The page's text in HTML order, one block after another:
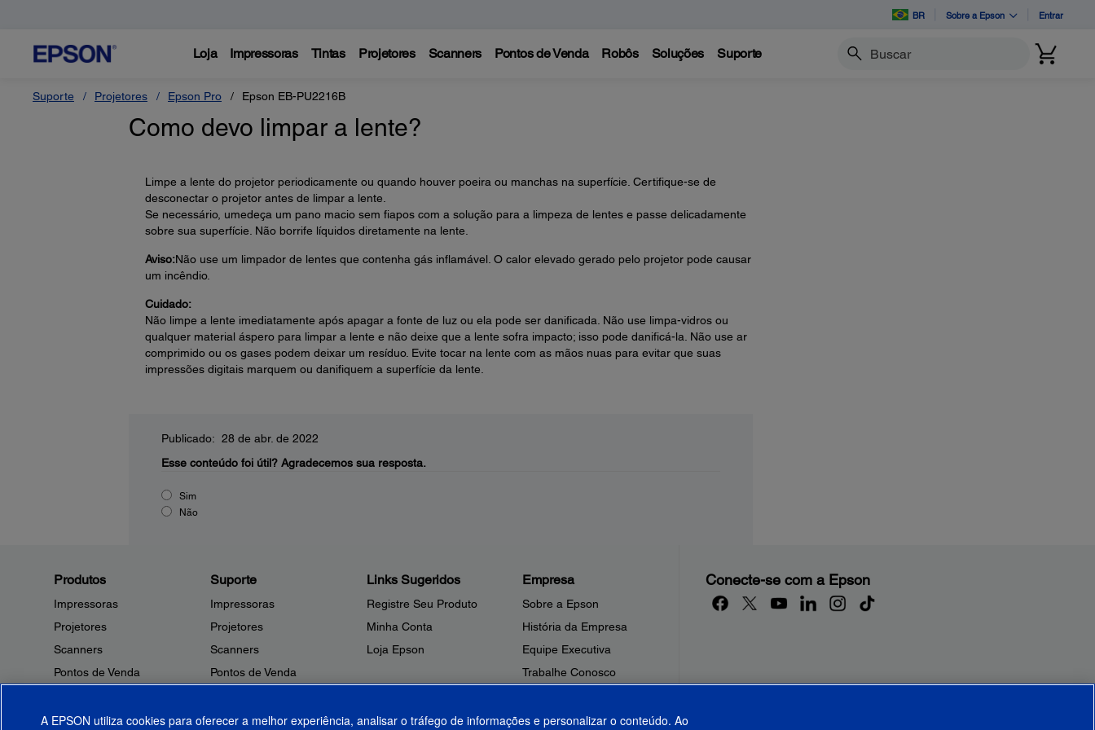
BR Sobre a Epson Entrar
Loja Impressoras Tintas Projetores Scanners Pontos de Venda Robôs Soluções Suporte Buscar
Suporte Projetores Epson Pro Epson EB-PU2216B
Como devo limpar a lente?
Limpe a lente do projetor periodicamente ou quando houver poeira ou manchas na superfície. Certifique-se de
desconectar o projetor antes de limpar a lente.
Se necessário, umedeça um pano macio sem fiapos com a solução para a limpeza de lentes e passe delicadamente
sobre sua superfície. Não borrife líquidos diretamente na lente.
Aviso:Não use um limpador de lentes que contenha gás inflamável. O calor elevado gerado pelo projetor pode causar
um incêndio.
Cuidado:
Não limpe a lente imediatamente após apagar a fonte de luz ou ela pode ser danificada. Não use limpa-vidros ou
qualquer material áspero para limpar a lente e não deixe que a lente sofra impacto; isso pode danificá-la. Não use ar
comprimido ou os gases podem deixar um resíduo. Evite tocar na lente com as mãos nuas para evitar que suas
impressões digitais marquem ou danifiquem a superfície da lente.
Publicado: 28 de abr. de 2022
Esse conteúdo foi útil? Agradecemos sua resposta.
Sim
Não
Produtos
Impressoras
Projetores
Scanners
Pontos de Venda
Microdispositivos
Suporte
Impressoras
Projetores
Scanners
Pontos de Venda
Outros Produtos
Links Sugeridos
Registre Seu Produto
Minha Conta
Loja Epson
Empresa
Sobre a Epson
História da Empresa
Equipe Executiva
Trabalhe Conosco
Fale Conosco
Conecte-se com a Epson
A EPSON utiliza cookies para oferecer a melhor experiência, analisar o tráfego de informações e personalizar o conteúdo. Ao